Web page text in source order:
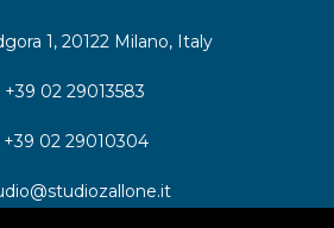
1, 20122 Milano, Italy
+39 02 29013583
+39 02 29010304